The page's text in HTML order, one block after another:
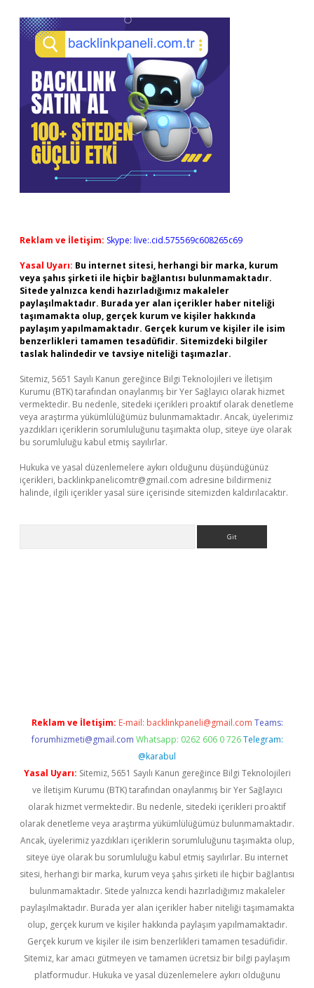
Reklam ve İletişim: Skype: live:.cid.575569c608265c69
Yasal Uyarı: Bu internet sitesi, herhangi bir marka, kurum
veya şahıs şirketi ile hiçbir bağlantısı bulunmamaktadır.
Sitede yalnızca kendi hazırladığımız makaleler
paylaşılmaktadır. Burada yer alan içerikler haber niteliği
taşımamakta olup, gerçek kurum ve kişiler hakkında
paylaşım yapılmamaktadır. Gerçek kurum ve kişiler ile isim
benzerlikleri tamamen tesadüfidir. Sitemizdeki bilgiler
taslak halindedir ve tavsiye niteliği taşımazlar.
Sitemiz, 5651 Sayılı Kanun gereğince Bilgi Teknolojileri ve İletişim
Kurumu (BTK) tarafından onaylanmış bir Yer Sağlayıcı olarak hizmet
vermektedir. Bu nedenle, sitedeki içerikleri proaktif olarak denetleme
veya araştırma yükümlülüğümüz bulunmamaktadır. Ancak, üyelerimiz
yazdıkları içeriklerin sorumluluğunu taşımakta olup, siteye üye olarak
bu sorumluluğu kabul etmiş sayılırlar.
Hukuka ve yasal düzenlemelere aykırı olduğunu düşündüğünüz
içerikleri, backlinkpanelicomtr@gmail.com adresine bildirmeniz
halinde, ilgili içerikler yasal süre içerisinde sitemizden kaldırılacaktır.
Reklam ve İletişim: E-mail: backlinkpaneli@gmail.com Teams:
forumhizmeti@gmail.com Whatsapp: 0262 606 0 726 Telegram:
@karabul
Yasal Uyarı: Sitemiz, 5651 Sayılı Kanun gereğince Bilgi Teknolojileri
ve İletişim Kurumu (BTK) tarafından onaylanmış bir Yer Sağlayıcı
olarak hizmet vermektedir. Bu nedenle, sitedeki içerikleri proaktif
olarak denetleme veya araştırma yükümlülüğümüz bulunmamaktadır.
Ancak, üyelerimiz yazdıkları içeriklerin sorumluluğunu taşımakta olup,
siteye üye olarak bu sorumluluğu kabul etmiş sayılırlar. Bu internet
sitesi, herhangi bir marka, kurum veya şahıs şirketi ile hiçbir bağlantısı
bulunmamaktadır. Sitede yalnızca kendi hazırladığımız makaleler
paylaşılmaktadır. Burada yer alan içerikler haber niteliği taşımamakta
olup, gerçek kurum ve kişiler hakkında paylaşım yapılmamaktadır.
Gerçek kurum ve kişiler ile isim benzerlikleri tamamen tesadüfidir.
Sitemiz, kar amacı gütmeyen ve tamamen ücretsiz bir bilgi paylaşım
platformudur. Hukuka ve yasal düzenlemelere aykırı olduğunu